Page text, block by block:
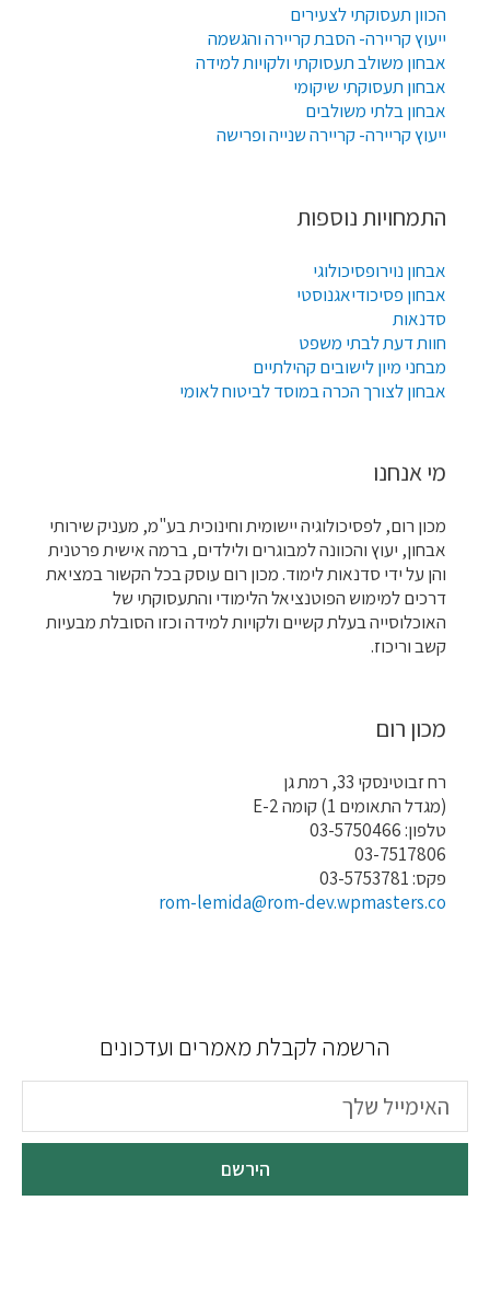
הכוון תעסוקתי לצעירים
ייעוץ קריירה- הסבת קריירה והגשמה
אבחון משולב תעסוקתי ולקויות למידה
אבחון תעסוקתי שיקומי
אבחון בלתי משולבים
ייעוץ קריירה- קריירה שנייה ופרישה
התמחויות נוספות
אבחון נוירופסיכולוגי
אבחון פסיכודיאגנוסטי
סדנאות
חוות דעת לבתי משפט
מבחני מיון לישובים קהילתיים
אבחון לצורך הכרה במוסד לביטוח לאומי
מי אנחנו
מכון רום, לפסיכולוגיה יישומית וחינוכית בע"מ, מעניק שירותי
אבחון, יעוץ והכוונה למבוגרים ולילדים, ברמה אישית פרטנית
והן על ידי סדנאות לימוד. מכון רום עוסק בכל הקשור במציאת
דרכים למימוש הפוטנציאל הלימודי והתעסוקתי של
האוכלוסייה בעלת קשיים ולקויות למידה וכזו הסובלת מבעיות
קשב וריכוז.
מכון רום
רח זבוטינסקי 33, רמת גן
(מגדל התאומים 1) קומה E-2
טלפון: 03-5750466
03-7517806
פקס: 03-5753781
rom-lemida@rom-dev.wpmasters.co
הרשמה לקבלת מאמרים ועדכונים
הירשם